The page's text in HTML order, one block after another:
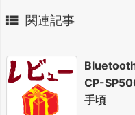
 関連記事
CP-
手頃